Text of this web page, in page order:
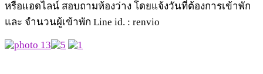
หรือแอดไลน์ สอบถามห้องว่าง โดยแจ้งวันที่ต้องการเข้าพัก
และ จำนวนผู้เข้าพัก Line id. : renvio